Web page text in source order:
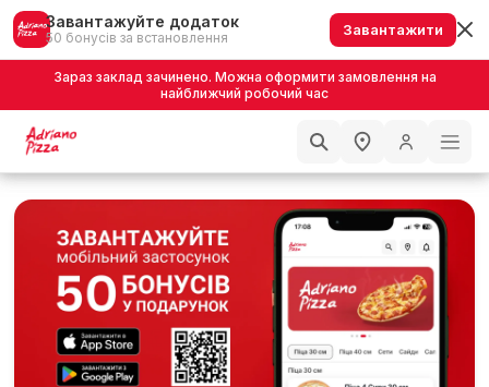
Завантажуйте додаток
50 бонусів за встановлення Завантажити
Зараз заклад зачинено. Можна оформити замовлення на
найближчий робочий час